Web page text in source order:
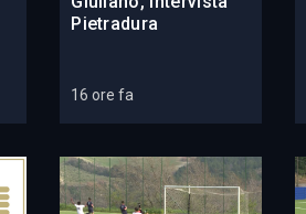
Pietradura
16 ore fa